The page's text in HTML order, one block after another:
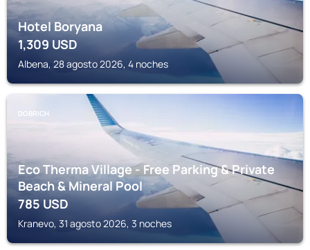
Hotel Boryana
1,309USD
Albena, 28 agosto 2026, 4 noches
DOBRICH
Eco Therma Village - Free Parking & Private
Beach & Mineral Pool
785USD
Kranevo, 31 agosto 2026, 3 noches